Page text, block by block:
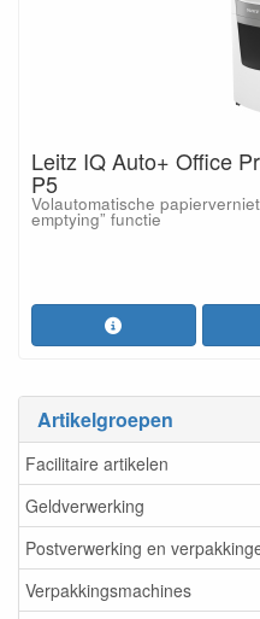
Artikelgroepen
Facilitaire artikelen
Geldverwerking
Postverwerking en
Verpakkingsmachines
Leitz IQ Auto+ Office
P5
Volautomatische
emptying” functie